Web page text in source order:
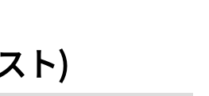
ト)